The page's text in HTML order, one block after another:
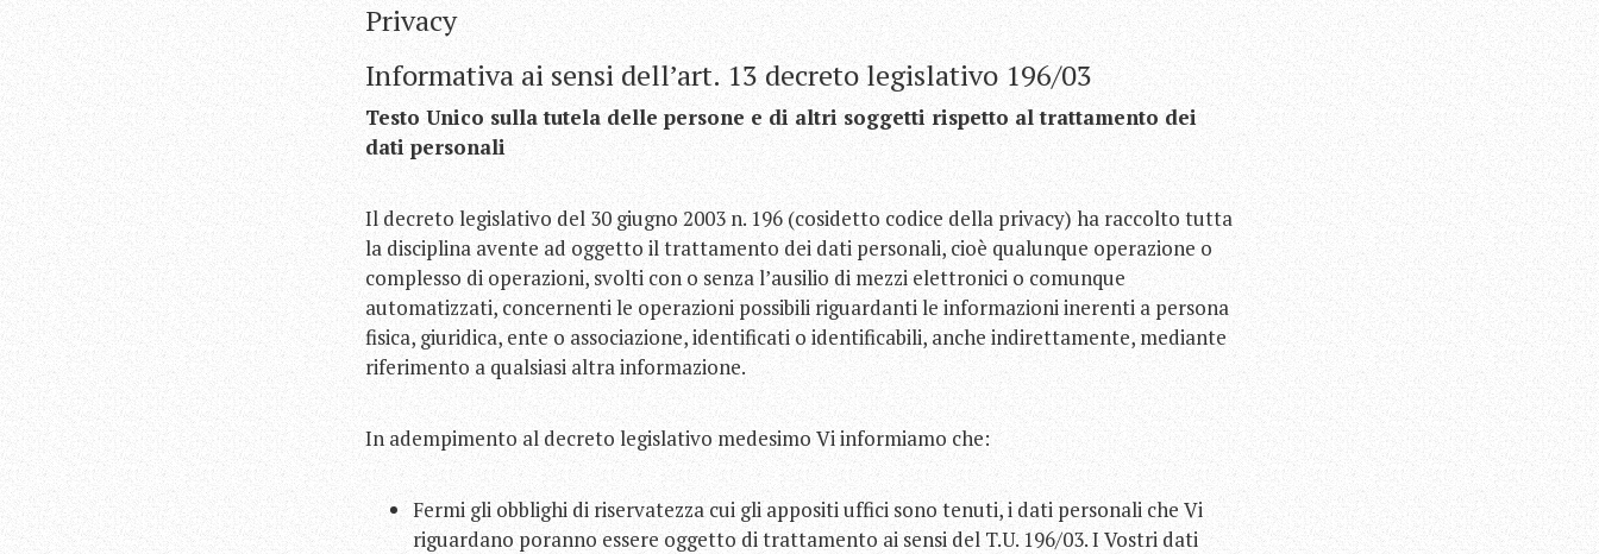
Privacy
Informativa ai sensi dell’art. 13 decreto legislativo 196/03
Testo Unico sulla tutela delle persone e di altri soggetti rispetto al trattamento dei
dati personali
Il decreto legislativo del 30 giugno 2003 n. 196 (cosidetto codice della privacy) ha raccolto tutta
la disciplina avente ad oggetto il trattamento dei dati personali, cioè qualunque operazione o
complesso di operazioni, svolti con o senza l’ausilio di mezzi elettronici o comunque
automatizzati, concernenti le operazioni possibili riguardanti le informazioni inerenti a persona
fisica, giuridica, ente o associazione, identificati o identificabili, anche indirettamente, mediante
riferimento a qualsiasi altra informazione.
In adempimento al decreto legislativo medesimo Vi informiamo che:
Fermi gli obblighi di riservatezza cui gli appositi uffici sono tenuti, i dati personali che Vi
riguardano poranno essere oggetto di trattamento ai sensi del T.U. 196/03. I Vostri dati